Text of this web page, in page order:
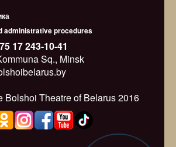
administrative procedures
17 243-10-41
Sq., Minsk
Bolshoi Theatre of Belarus 2016